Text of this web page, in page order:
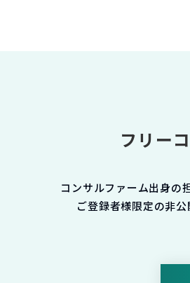
フリー
コンサルファーム出身の
ご登録者様限定の非